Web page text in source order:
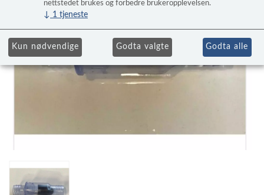
nettstedet brukes og forbedre brukeropplevelsen.
↓ 1 tjeneste
Kun nødvendige Godta valgte Godta alle